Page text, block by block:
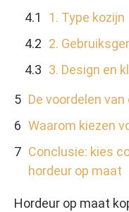
Hordeur op maat
1. Type kozijn
2.
3. Design en
De voordelen
Waarom kiezen
Conclusie: kies
hordeur op maat